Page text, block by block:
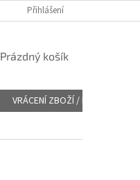
Přihlášení
NÁKUPNÍ
Prázdný košík
VRÁCENÍ ZBOŽÍ / REKLAMACE